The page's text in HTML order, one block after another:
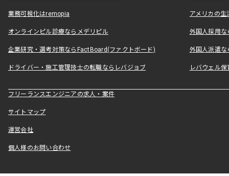
業務可視化はremopia アメリカの
オンラインピル診療ならメデリピル 外国人採用
企業研究・選考対策ならFactBoard(ファクトボード) 外国人派遣な
ドライバー・施工管理技士の転職ならレバジョブ レバウェル
フリーランスエンジニアの求人・案件
サイトマップ
運営会社
個人様のお問い合わせ